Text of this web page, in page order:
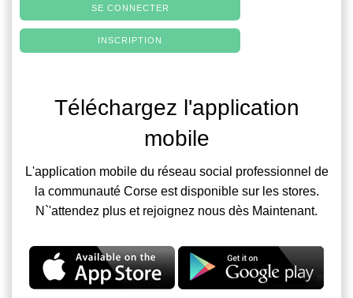
SE CONNECTER
INSCRIPTION
Téléchargez l'application
mobile
L'application mobile du réseau social professionnel de
la communauté Corse est disponible sur les stores.
N`'attendez plus et rejoignez nous dès Maintenant.